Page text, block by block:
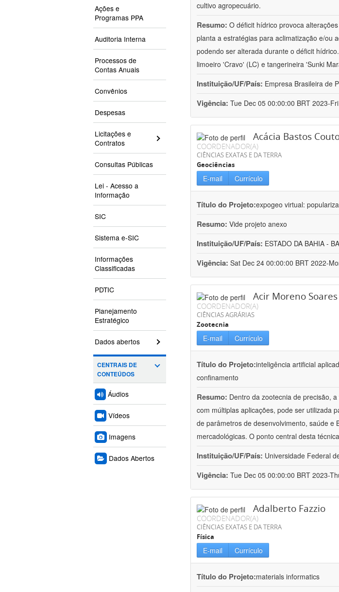
Ações e
Programas PPA
Auditoria Interna
Processos de
Contas Anuais
Convênios
Despesas
Licitações e
Contratos
Consultas Públicas
Lei - Acesso a
Informação
SIC
Sistema e-SIC
Informações
Classificadas
PDTIC
Planejamento
Estratégico
Dados abertos
CENTRAIS DE
CONTEÚDOS
Áudios
Vídeos
Imagens
Dados Abertos
cultivo agropecuário.
Resumo: O déficit hídrico provoca
planta a estratégias para aclimatização e/ou
podendo ser alterada durante o déficit
limoeiro 'Cravo' (LC) e tangerineira 'Sunki
Instituição/UF/País: Empresa Brasileira de
Vigência: Tue Dec 05 00:00:00 BRT 2023-
Acácia Bastos
COORDENADOR(A)
CIÊNCIAS EXATAS E DA TERRA
Geociências
E-mail Currículo
Título do Projeto:expogeo virtual:
Resumo: Vide projeto anexo
Instituição/UF/País: ESTADO DA BAHIA -
Vigência: Sat Dec 24 00:00:00 BRT 2022-
Acir Moreno
COORDENADOR(A)
CIÊNCIAS AGRÁRIAS
Zootecnia
E-mail Currículo
Título do Projeto:inteligência artificial
confinamento
Resumo: Dentro da zootecnia de precisão,
com múltiplas aplicações, pode ser utilizada
de parâmetros de desenvolvimento, saúde e
mercadológicas. O ponto central desta
Instituição/UF/País: Universidade Federal
Vigência: Tue Dec 05 00:00:00 BRT 2023-
Adalberto Fazzio
COORDENADOR(A)
CIÊNCIAS EXATAS E DA TERRA
Física
E-mail Currículo
Título do Projeto:materials informatics